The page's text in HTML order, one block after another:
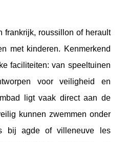
frankrijk, roussillon of herault
met kinderen. Kenmerkend
faciliteiten: van speeltuinen
voor veiligheid en
ligt vaak direct aan de
kunnen zwemmen onder
bij agde of villeneuve les